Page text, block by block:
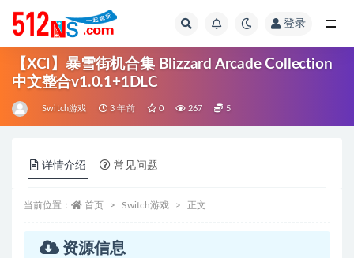
登录
【XCI】暴雪街机合集 Blizzard Arcade Collection
中文整合v1.0.1+1DLC
Switch游戏 3 年前 0 267 5
详情介绍 常见问题
当前位置： 首页 Switch游戏 正文
资源信息